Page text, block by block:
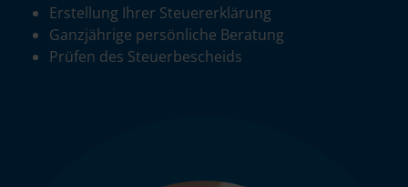
Erstellung Ihrer Steuererklärung
Ganzjährige persönliche Beratung
Prüfen des Steuerbescheids